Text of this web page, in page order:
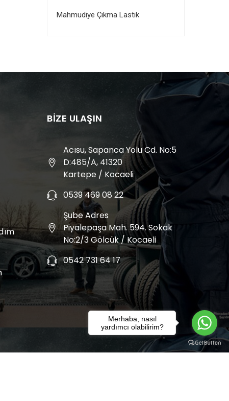
Mahmudiye Çıkma Lastik
BIZE ULAŞIN
Acısu, Sapanca Yolu Cd. No:5
D:485/A, 41320
Kartepe / Kocaeli
0539 469 08 22
Şube Adres
Piyalepaşa Mah. 594. Sokak
No:2/3 Gölcük / Kocaeli
0542 731 64 17
Merhaba, nasıl
yardımcı olabilirim?